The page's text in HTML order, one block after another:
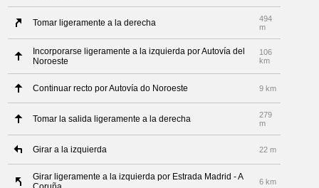
Tomar ligeramente a la derecha
494
m
Incorporarse ligeramente a la izquierda por Autovía del
Noroeste
106
km
Continuar recto por Autovía do Noroeste 9 km
Tomar la salida ligeramente a la derecha
279
m
Girar a la izquierda 22 m
Girar ligeramente a la izquierda por Estrada Madrid - A
6 km